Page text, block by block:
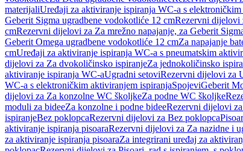
materijaliUređaji za aktiviranje ispiranja WC-a s
Geberit Sigma ugradbene vodokotliće 12 cmRezervni dijelovi
cmRezervni dijelovi za Za mrežno napajanje, za Geberit
Geberit Omega ugradbene vodokotliće 12 cmZa napajanje
cmUređaji za aktiviranje ispiranja WC-a s pneumatskim
dijelovi za Za dvokoličinsko ispiranjeZa jednokoličinsko
aktiviranje ispiranja WC-aUgradni setoviRezervni dijelovi za
WC-a s elektroničkim aktiviranjem ispiranjaSpojeviGeberit
dijelovi za Za konzolne WC školjkeZa podne WC školjke
moduli za bideeZa konzolne i podne bideeRezervni dijelovi
ispiranjeBez poklopcaRezervni dijelovi za Bez poklopca
aktiviranje ispiranja pisoaraRezervni dijelovi za Za nazidne i
za aktiviranje ispiranja pisoaraZa integrirani uređaj za